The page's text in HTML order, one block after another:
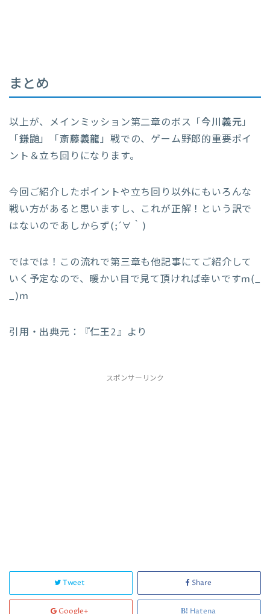
まとめ
以上が、メインミッション第二章のボス「今川義元」
「鎌鼬」「斎藤義龍」戦での、ゲーム野郎的重要ポイ
ント＆立ち回りになります。
今回ご紹介したポイントや立ち回り以外にもいろんな
戦い方があると思いますし、これが正解！という訳で
はないのであしからず(;´∀｀)
ではでは！この流れで第三章も他記事にてご紹介して
いく予定なので、暖かい目で見て頂ければ幸いですm(_
_)m
引用・出典元：『仁王2』より
スポンサーリンク
Tweet Share
Google+ Hatena